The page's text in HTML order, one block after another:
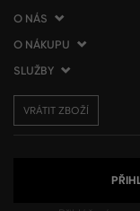
VERMONT Services
Vlčie hrdlo 53
tel.:+420 210 012 200
info@gant.cz
O NÁS
O společnosti
Kontakt
Blog
O NÁKUPU
Jak nakupovat
Vrácení zboží
Zpracování osobních
SLUŽBY
Doprava a platba
Dárkové poukázky
VRÁTIT ZBOŽÍ